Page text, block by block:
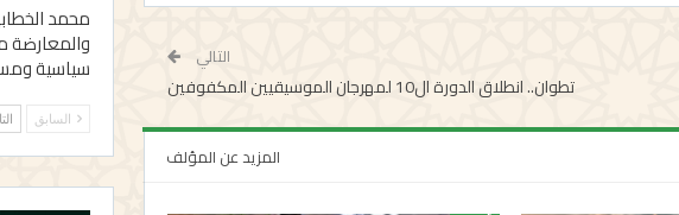
التالي
تطوان.. انطلاق الدورة ال10 لمهرجان الموسيقيين المكفوفين
المزيد عن المؤلف
محمد
والمعارضة
سياسية
السابق